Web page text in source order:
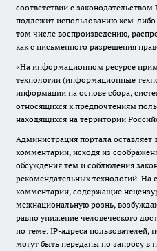
соответствии с
подлежит использованию кем-
том числе воспроизведению,
как с письменного разрешения
«На информационном ресурсе
технологии (информационные
информации на основе сбора,
относящихся к предпочтениям
находящихся на территории
Администрация портала оставляет
комментарии, исходя из
обсуждения тем и соблюдения
рекомендательных технологий. На
комментарии, содержащие
межнациональную рознь,
равно унижение человеческого
по теме. IP-адреса пользователей,
могут быть переданы по запросу в